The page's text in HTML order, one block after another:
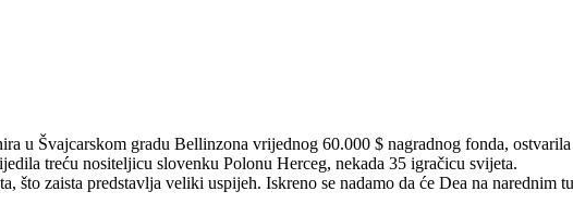
u Švajcarskom gradu Bellinzona vrijednog 60.000 $ nagradnog fonda,
treću nositeljicu slovenku Polonu Herceg, nekada 35 igračicu svijeta.
zaista predstavlja veliki uspijeh. Iskreno se nadamo da će Dea na narednim